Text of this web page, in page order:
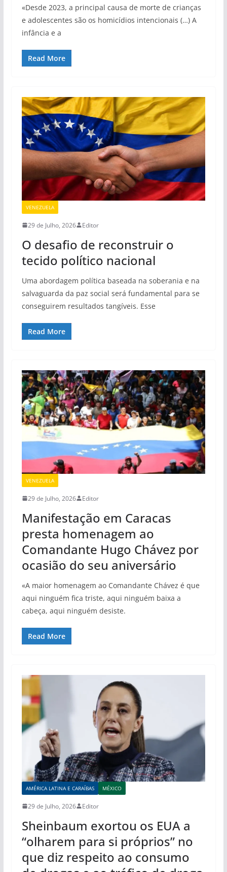
«Desde 2023, a principal causa de morte de crianças
e adolescentes são os homicídios intencionais (…) A
infância e a
Read More
VENEZUELA
29 de Julho, 2026 Editor
O desafio de reconstruir o
tecido político nacional
Uma abordagem política baseada na soberania e na
salvaguarda da paz social será fundamental para se
conseguirem resultados tangíveis. Esse
Read More
VENEZUELA
29 de Julho, 2026 Editor
Manifestação em Caracas
presta homenagem ao
Comandante Hugo Chávez por
ocasião do seu aniversário
«A maior homenagem ao Comandante Chávez é que
aqui ninguém fica triste, aqui ninguém baixa a
cabeça, aqui ninguém desiste.
Read More
AMÉRICA LATINA E CARAÍBAS MÉXICO
29 de Julho, 2026 Editor
Sheinbaum exortou os EUA a
“olharem para si próprios” no
que diz respeito ao consumo